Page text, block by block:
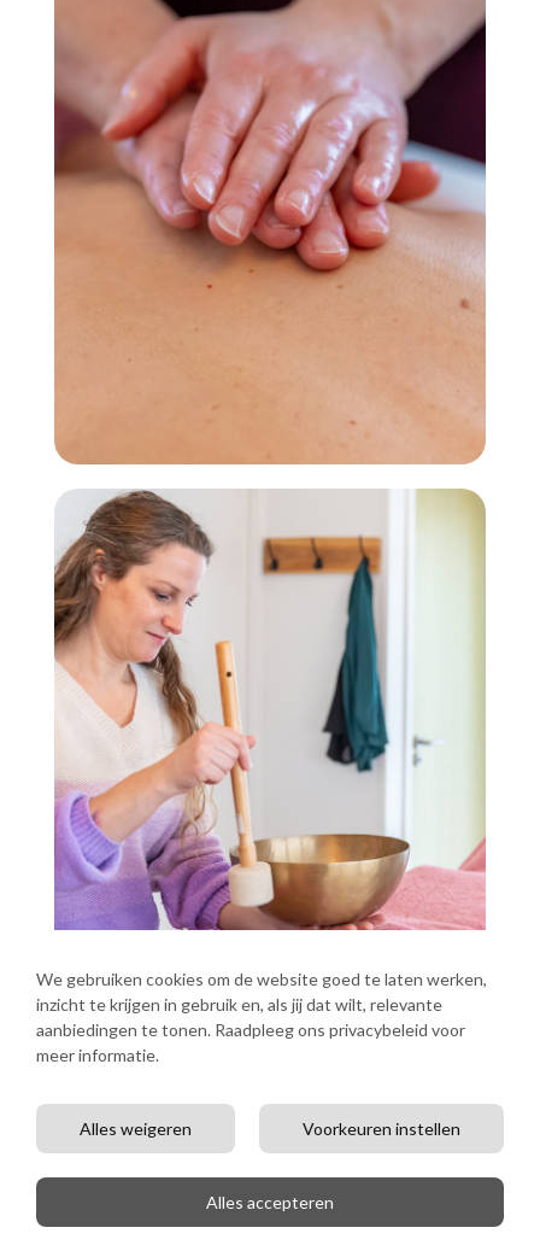
Stap 2 – Kiezen welk
traject nu bij je past
We gebruiken cookies om de website goed te laten werken,
inzicht te krijgen in gebruik en, als jij dat wilt, relevante
aanbiedingen te tonen. Raadpleeg ons privacybeleid voor
meer informatie.
Alles accepteren
Voorkeuren instellen
Alles weigeren